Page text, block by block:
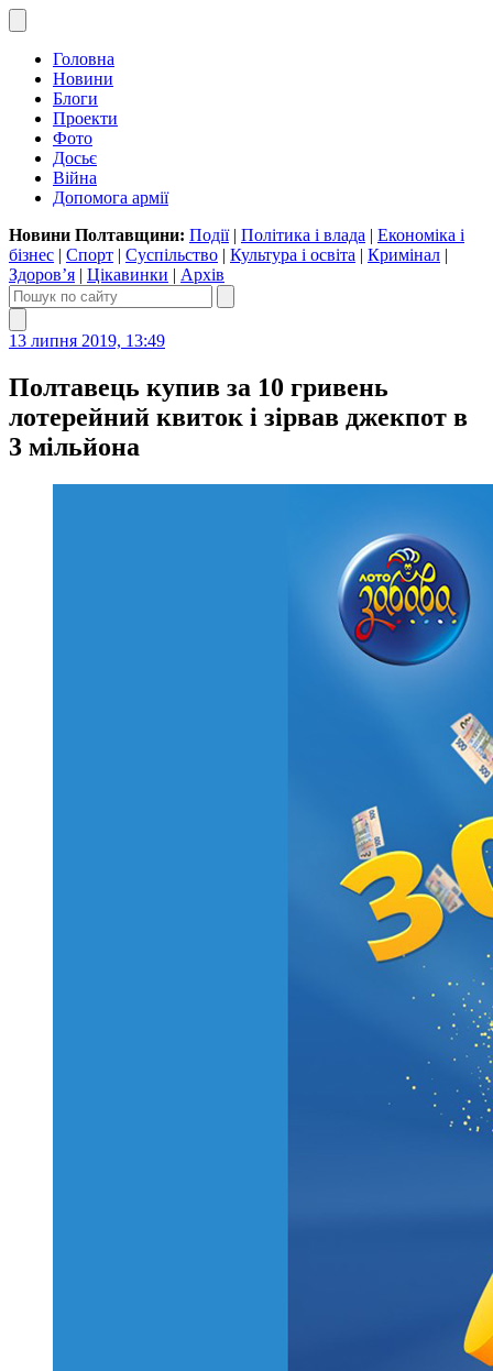
Головна
Новини
Блоги
Проекти
Фото
Досьє
Війна
Допомога армії
Новини Полтавщини: Події| Політика і влада | Економіка і
бізнес | Спорт | Суспільство | Культура і освіта | Кримінал |
Здоров’я | Цікавинки | Архів
13 липня 2019, 13:49
Полтавець купив за 10 гривень
лотерейний квиток і зірвав джекпот в
3 мільйона